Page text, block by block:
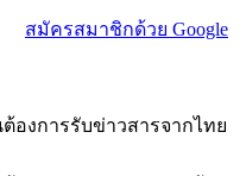
สมัครสมาชิกด้วย Google
องการรับข่าวสารจากไทย